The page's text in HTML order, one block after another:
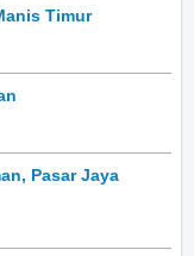
Timur
Pasar Jaya